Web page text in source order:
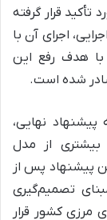
تأکید قرار گرفته
اجرای آن با
هدف رفع این
شده است.
نهایی،
بیشتری از مدل
پیشنهاد پس از
تصمیم‌گیری
مرزی کشور قرار